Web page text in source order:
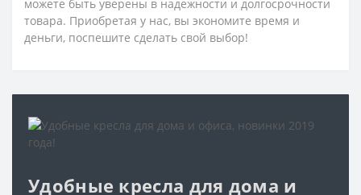
можете быть уверены в надежности и долгосрочности
товара. Приобретая у нас, вы экономите время и
деньги, поспешите сделать свой выбор!
Удобные кресла для дома и